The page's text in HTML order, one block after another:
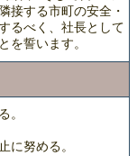
接する市町の安全・
るべく、社長として
を誓います。
。
に努める。